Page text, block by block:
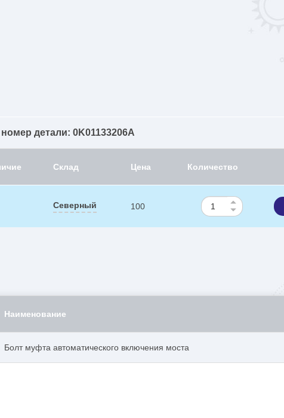
детали: 0K01133206A
Склад Цена Количество
Северный 100
Наименование
Болт муфта автоматического включения моста